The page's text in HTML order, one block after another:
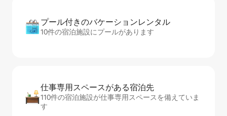
プール付きのバ⁠ケ⁠ー⁠シ⁠ョ⁠ンレ⁠ン⁠タ⁠ル
10件の宿泊施設にプールがあります
仕事専用ス⁠ペ⁠ー⁠スがあ⁠る宿⁠泊⁠先
110件の宿泊施設が仕事専用スペースを備えていま
す